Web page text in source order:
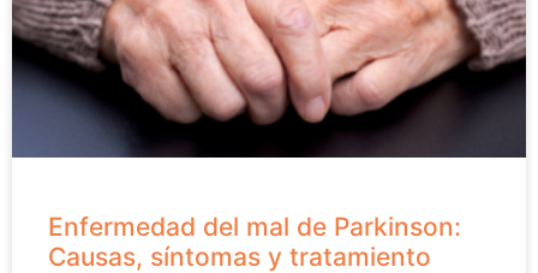
Enfermedad del mal de Parkinson:
Causas, síntomas y tratamiento